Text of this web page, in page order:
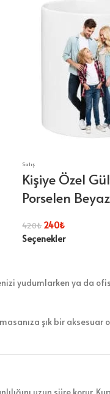
Satış
Kişiye Özel
Porselen
420₺240₺
Seçenekler
yudumlarken ya da
şık bir